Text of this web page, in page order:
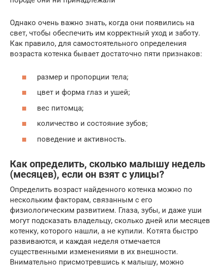
Однако очень важно знать, когда они появились на
свет, чтобы обеспечить им корректный уход и заботу.
Как правило, для самостоятельного определения
возраста котенка бывает достаточно пяти признаков:
размер и пропорции тела;
цвет и форма глаз и ушей;
вес питомца;
количество и состояние зубов;
поведение и активность.
Как определить, сколько малышу недель
(месяцев), если он взят с улицы?
Определить возраст найденного котенка можно по
нескольким факторам, связанным с его
физиологическим развитием. Глаза, зубы, и даже уши
могут подсказать владельцу, сколько дней или месяцев
котенку, которого нашли, а не купили. Котята быстро
развиваются, и каждая неделя отмечается
существенными изменениями в их внешности.
Внимательно присмотревшись к малышу, можно